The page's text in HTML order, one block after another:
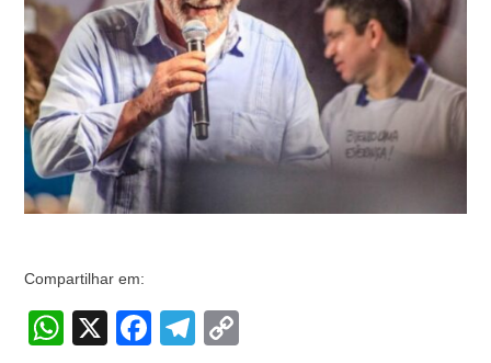
Compartilhar em:
W
X
F
T